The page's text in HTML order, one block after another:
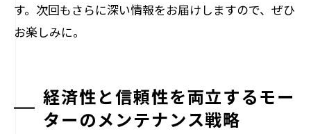
す。次回もさらに深い情報をお届けしますので、ぜひ
お楽しみに。
経済性と信頼性を両立するモー
ターのメンテナンス戦略